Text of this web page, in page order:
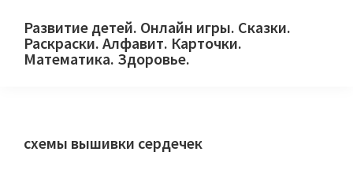
primary
main
primary
Развитие детей. Онлайн игры. Сказки.
Раскраски. Алфавит. Карточки.
Математика. Здоровье.
и
схемы вышивки сердечек